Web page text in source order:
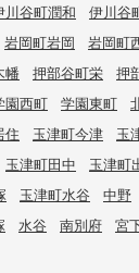
川谷町潤和 伊川谷
岩岡町岩岡 岩岡町
幡 押部谷町栄
押
園西町 学園東町
住 玉津町今津 玉
玉津町田中 玉津町
玉津町水谷 中野
水谷 南別府 宮